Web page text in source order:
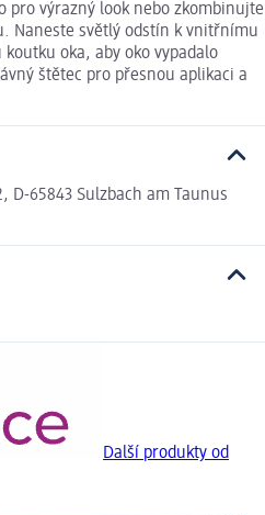
pro výrazný look nebo zkombinujte
Naneste světlý odstín k vnitřnímu
oka, aby oko vypadalo
štětec pro přesnou aplikaci a
D-65843 Sulzbach am Taunus
Další produkty od